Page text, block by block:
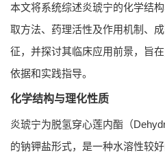
本文将系统综述炎琥宁的化学结
取方法、药理活性及作用机制、
征，并探讨其临床应用前景，旨
依据和实践指导。
化学结构与理化性质
炎琥宁为脱氢穿心莲内酯（
的钠钾盐形式，是一种水溶性较